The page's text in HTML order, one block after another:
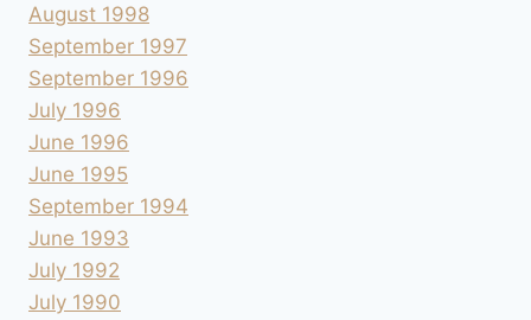
August 1998
September 1997
September 1996
July 1996
June 1996
June 1995
September 1994
June 1993
July 1992
July 1990